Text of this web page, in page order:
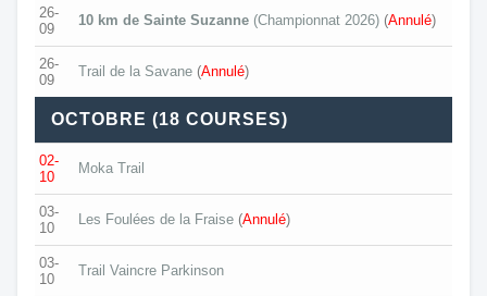
26-
09
10 km de Sainte Suzanne (Championnat 2026) (Annulé)
26-
09
Trail de la Savane (Annulé)
OCTOBRE (18 COURSES)
02-
10
Moka Trail
03-
10
Les Foulées de la Fraise (Annulé)
03-
10
Trail Vaincre Parkinson